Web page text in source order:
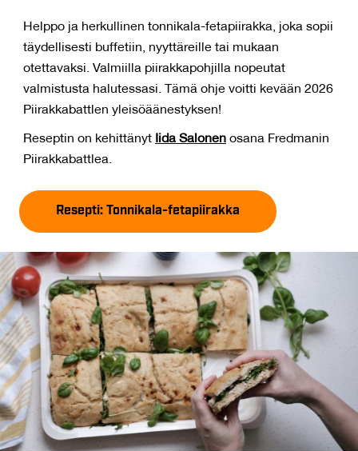
Helppo ja herkullinen tonnikala-fetapiirakka, joka sopii
täydellisesti buffetiin, nyyttäreille tai mukaan
otettavaksi. Valmiilla piirakkapohjilla nopeutat
valmistusta halutessasi. Tämä ohje voitti kevään 2026
Piirakkabattlen yleisöäänestyksen!
Reseptin on kehittänyt Iida Salonen osana Fredmanin
Piirakkabattlea.
Resepti: Tonnikala-fetapiirakka